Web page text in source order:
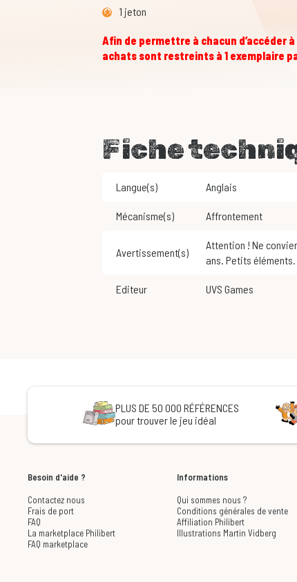
1 jeton
Afin de permettre à chacun
achats sont restreints à 1 exemplaire
Fiche
Langue(s) Anglais
Mécanisme(s) Affrontement
Avertissement(s)
Attention ! Ne convient pas aux enfants de moins de 3
ans. Petits
Editeur UVS Games
PLUS DE 50 000 RÉFÉRENCES
pour trouver le jeu idéal
Besoin d'aide ?
Contactez nous
Frais de port
FAQ
La marketplace Philibert
FAQ marketplace
Informations
Qui sommes nous ?
Conditions générales de vente
Affiliation Philibert
Illustrations Martin Vidberg